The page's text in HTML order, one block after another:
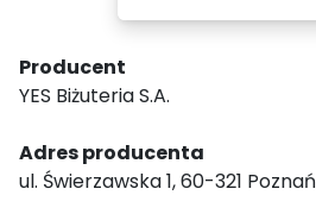
Producent
YES Biżuteria S.A.
Adres producenta
ul. Świerzawska 1, 60-321 Poznań